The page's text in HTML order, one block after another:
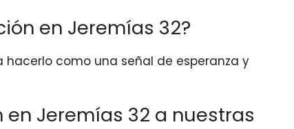
en Jeremías 32?
como una señal de esperanza y
Jeremías 32 a nuestras